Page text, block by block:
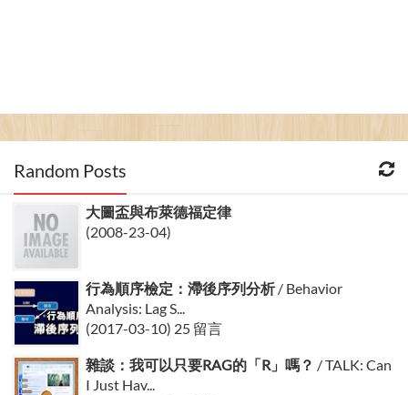
Random Posts
大圖盃與布萊德福定律
(2008-23-04)
行為順序檢定：滯後序列分析/ Behavior
Analysis: Lag S...
(2017-03-10) 25 留言
雜談：我可以只要RAG的「R」嗎？ / TALK: Can
I Just Hav...